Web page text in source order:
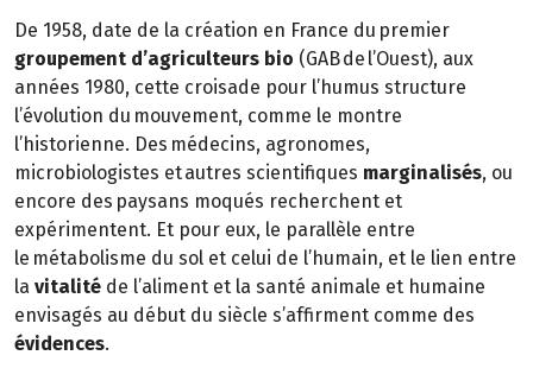
De 1958, date de la création en France du premier
groupement d’agriculteurs bio (GAB de l’Ouest), aux
années 1980, cette croisade pour l’humus structure
l’évolution du mouvement, comme le montre
l’historienne. Des médecins, agronomes,
microbiologistes et autres scientifiques marginalisés, ou
encore des paysans moqués recherchent et
expérimentent. Et pour eux, le parallèle entre
le métabolisme du sol et celui de l’humain, et le lien entre
la vitalité de l’aliment et la santé animale et humaine
envisagés au début du siècle s’affirment comme des
évidences.